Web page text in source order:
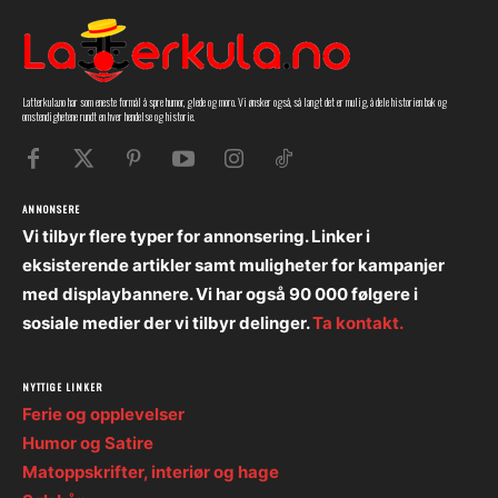
Latterkula.no har som eneste formål å spre humor, glede og moro. Vi ønsker også, så langt det er mulig, å dele historien bak og
omstendighetene rundt en hver hendelse og historie.
ANNONSERE
Vi tilbyr flere typer for annonsering. Linker i
eksisterende artikler samt muligheter for kampanjer
med displaybannere. Vi har også 90 000 følgere i
sosiale medier der vi tilbyr delinger.Ta kontakt.
NYTTIGE LINKER
Ferie og opplevelser
Humor og Satire
Matoppskrifter, interiør og hage